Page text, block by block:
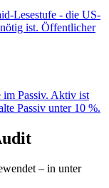
Lesestufe - die US-
ist. Öffentlicher
im Passiv. Aktiv ist
Passiv unter 10 %.
– in unter